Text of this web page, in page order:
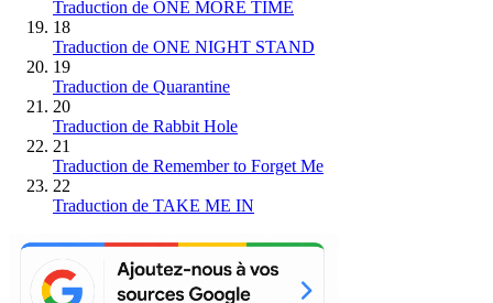
Traduction de ONE MORE TIME
18
Traduction de ONE NIGHT STAND
19
Traduction de Quarantine
20
Traduction de Rabbit Hole
21
Traduction de Remember to Forget Me
22
Traduction de TAKE ME IN